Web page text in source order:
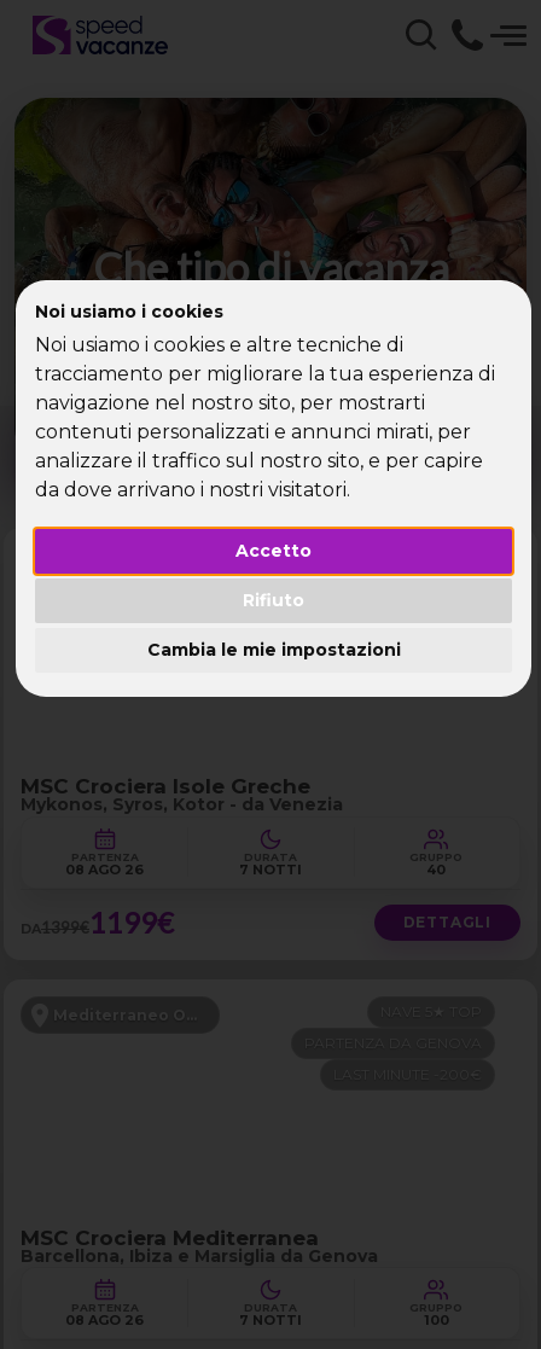
Noi usiamo i cookies
Noi usiamo i cookies e altre tecniche di
tracciamento per migliorare la tua esperienza di
navigazione nel nostro sito, per mostrarti
contenuti personalizzati e annunci mirati, per
analizzare il traffico sul nostro sito, e per capire
da dove arrivano i nostri visitatori.
Accetto
Rifiuto
Cambia le mie impostazioni
Che tipo di vacanza
cerchi?
Scegli la tua destinazione tra le diverse proposte
di Speed Vacanze®
Dove? Quando?
Tutto l'anno
PENSIONE COMPLETA
LAST MINUTE -200€
MSC Crociera Isole Greche
Mykonos, Syros, Kotor - da Venezia
PARTENZA
08 AGO 26
DURATA
7 NOTTI
GRUPPO
40
DA1399€1199€ DETTAGLI
Mediterraneo Occidentale
MSC Crociera Mediterranea
Barcellona, Ibiza e Marsiglia da Genova
PARTENZA
08 AGO 26
DURATA
7 NOTTI
GRUPPO
100